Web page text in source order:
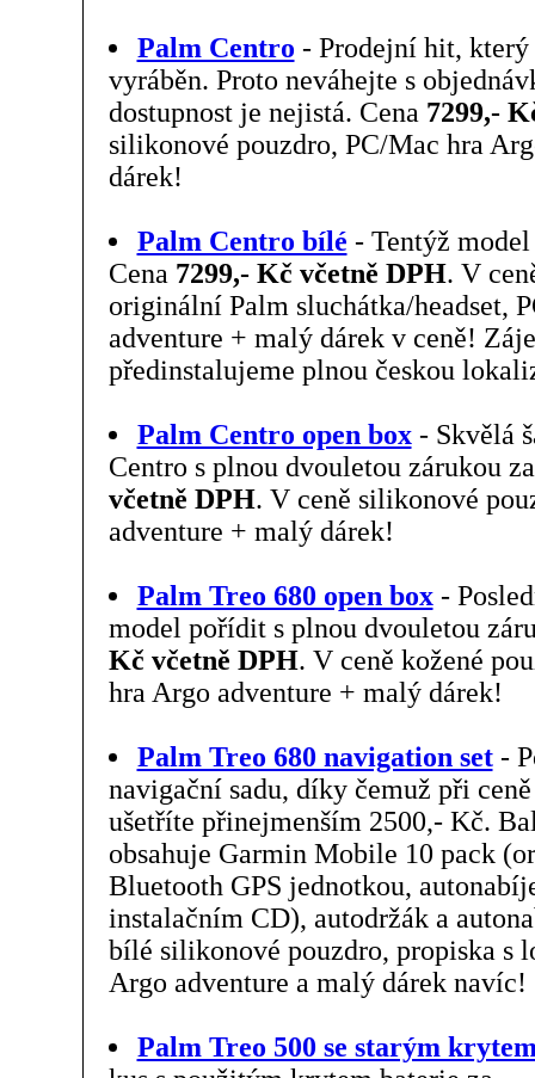
Palm Centro - Prodejní hit,
vyráběn. Proto neváhejte s
dostupnost je nejistá. Cena 7299,-
silikonové pouzdro, PC/Mac hra
dárek!
Palm Centro bílé - Tentýž
Cena 7299,- Kč včetně DPH. V
originální Palm sluchátka/headset,
adventure + malý dárek v ceně!
předinstalujeme plnou českou
Palm Centro open box- Skvělá
Centro s plnou dvouletou zárukou
včetně DPH. V ceně silikonové
adventure + malý dárek!
Palm Treo 680 open box-
model pořídit s plnou dvouletou
Kč včetně DPH. V ceně kožené
hra Argo adventure + malý dárek!
Palm Treo 680 navigation set-
navigační sadu, díky čemuž při
ušetříte přinejmenším 2500,- Kč.
obsahuje Garmin Mobile 10 pack
Bluetooth GPS jednotkou,
instalačním CD), autodržák a
bílé silikonové pouzdro, propiska s
Argo adventure a malý dárek navíc!
Palm Treo 500 se starým